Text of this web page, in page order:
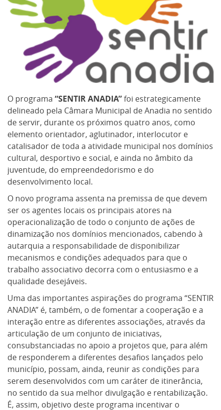
O programa “SENTIR ANADIA”foi estrategicamente
delineado pela Câmara Municipal de Anadia no sentido
de servir, durante os próximos quatro anos, como
elemento orientador, aglutinador, interlocutor e
catalisador de toda a atividade municipal nos domínios
cultural, desportivo e social, e ainda no âmbito da
juventude, do empreendedorismo e do
desenvolvimento local.
O novo programa assenta na premissa de que devem
ser os agentes locais os principais atores na
operacionalização de todo o conjunto de ações de
dinamização nos domínios mencionados, cabendo à
autarquia a responsabilidade de disponibilizar
mecanismos e condições adequados para que o
trabalho associativo decorra com o entusiasmo e a
qualidade desejáveis.
Uma das importantes aspirações do programa “SENTIR
ANADIA” é, também, o de fomentar a cooperação e a
interação entre as diferentes associações, através da
articulação de um conjunto de iniciativas,
consubstanciadas no apoio a projetos que, para além
de responderem a diferentes desafios lançados pelo
município, possam, ainda, reunir as condições para
serem desenvolvidos com um caráter de itinerância,
no sentido da sua melhor divulgação e rentabilização.
É, assim, objetivo deste programa incentivar o